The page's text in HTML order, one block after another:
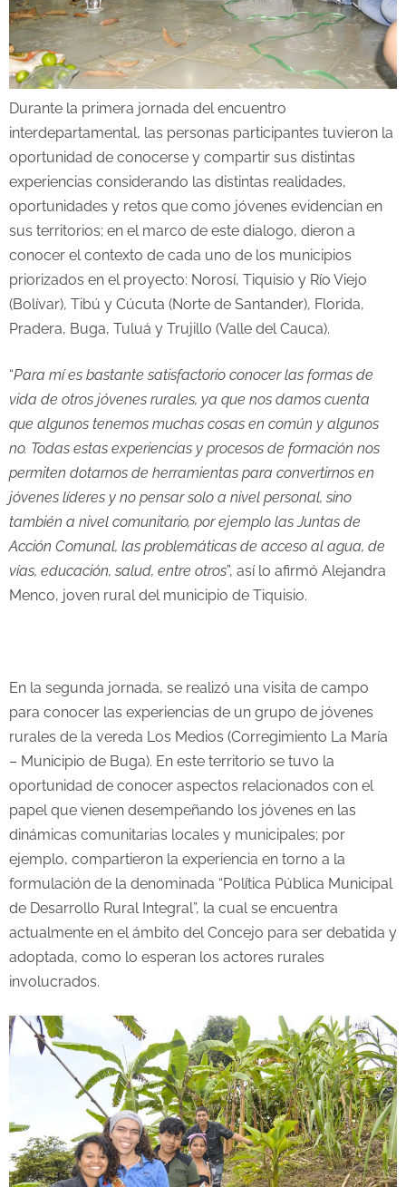
Durante la primera jornada del encuentro
interdepartamental, las personas participantes tuvieron la
oportunidad de conocerse y compartir sus distintas
experiencias considerando las distintas realidades,
oportunidades y retos que como jóvenes evidencian en
sus territorios; en el marco de este dialogo, dieron a
conocer el contexto de cada uno de los municipios
priorizados en el proyecto: Norosí, Tiquisio y Río Viejo
(Bolívar), Tibú y Cúcuta (Norte de Santander), Florida,
Pradera, Buga, Tuluá y Trujillo (Valle del Cauca).
“Para mí es bastante satisfactorio conocer las formas de
vida de otros jóvenes rurales, ya que nos damos cuenta
que algunos tenemos muchas cosas en común y algunos
no. Todas estas experiencias y procesos de formación nos
permiten dotarnos de herramientas para convertirnos en
jóvenes líderes y no pensar solo a nivel personal, sino
también a nivel comunitario, por ejemplo las Juntas de
Acción Comunal, las problemáticas de acceso al agua, de
vías, educación, salud, entre otros”, así lo afirmó Alejandra
Menco, joven rural del municipio de Tiquisio.
En la segunda jornada, se realizó una visita de campo
para conocer las experiencias de un grupo de jóvenes
rurales de la vereda Los Medios (Corregimiento La María
– Municipio de Buga). En este territorio se tuvo la
oportunidad de conocer aspectos relacionados con el
papel que vienen desempeñando los jóvenes en las
dinámicas comunitarias locales y municipales; por
ejemplo, compartieron la experiencia en torno a la
formulación de la denominada “Política Pública Municipal
de Desarrollo Rural Integral”, la cual se encuentra
actualmente en el ámbito del Concejo para ser debatida y
adoptada, como lo esperan los actores rurales
involucrados.